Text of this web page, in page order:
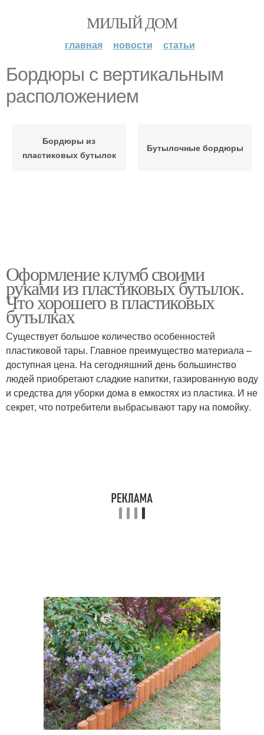
МИЛЫЙ ДОМ
главная новости статьи
Бордюры с вертикальным
расположением
Бордюры из
пластиковых бутылок
Бутылочные бордюры
Оформление клумб своими
руками из пластиковых бутылок.
Что хорошего в пластиковых
бутылках
Существует большое количество особенностей
пластиковой тары. Главное преимущество материала –
доступная цена. На сегодняшний день большинство
людей приобретают сладкие напитки, газированную воду
и средства для уборки дома в емкостях из пластика. И не
секрет, что потребители выбрасывают тару на помойку.